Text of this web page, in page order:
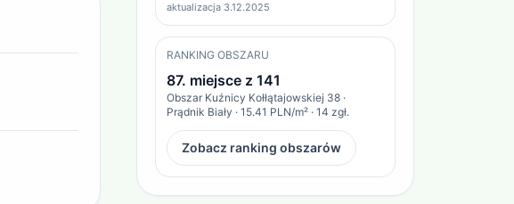
aktualizacja 3.12.2025
RANKING OBSZARU
87. miejsce z 141
Obszar Kuźnicy Kołłątajowskiej 38 ·
Prądnik Biały · 15.41 PLN/m² · 14 zgł.
Zobacz ranking obszarów